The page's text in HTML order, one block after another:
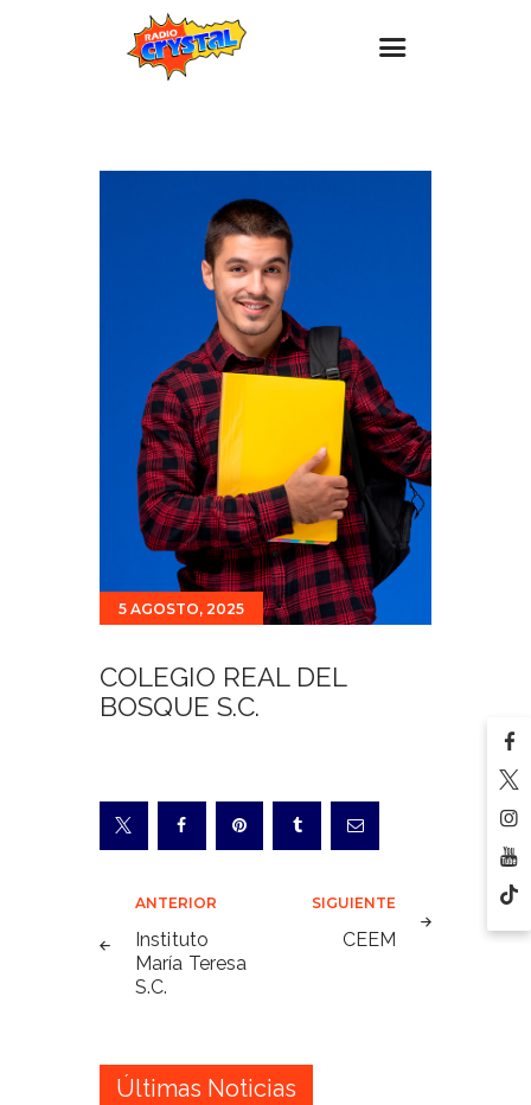
Promociones
Contacto
5 AGOSTO, 2025
COLEGIO REAL DEL
BOSQUE S.C.
Navegación
de
entradas
ANTERIOR
Instituto
María Teresa
S.C.
SIGUIENTE
CEEM
Últimas Noticias